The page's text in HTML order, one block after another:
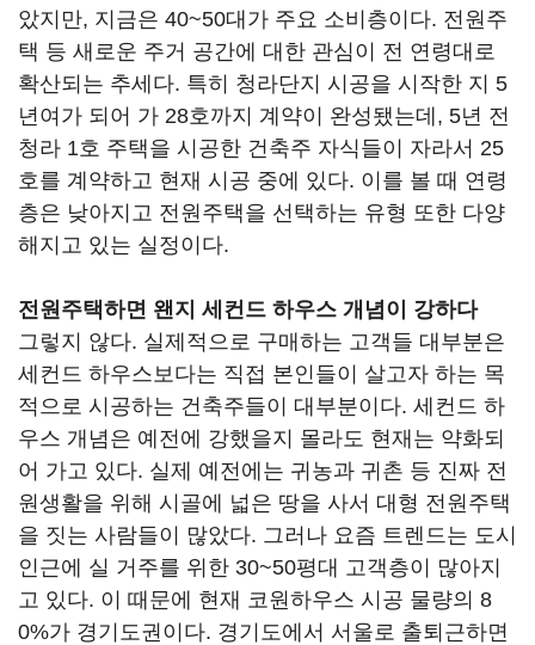
았지만, 지금은 40~50대가 주요 소비층이다. 전원주
택 등 새로운 주거 공간에 대한 관심이 전 연령대로
확산되는 추세다. 특히 청라단지 시공을 시작한 지 5
년여가 되어 가 28호까지 계약이 완성됐는데, 5년 전
청라 1호 주택을 시공한 건축주 자식들이 자라서 25
호를 계약하고 현재 시공 중에 있다. 이를 볼 때 연령
층은 낮아지고 전원주택을 선택하는 유형 또한 다양
해지고 있는 실정이다.
전원주택하면 왠지 세컨드 하우스 개념이 강하다
그렇지 않다. 실제적으로 구매하는 고객들 대부분은
세컨드 하우스보다는 직접 본인들이 살고자 하는 목
적으로 시공하는 건축주들이 대부분이다. 세컨드 하
우스 개념은 예전에 강했을지 몰라도 현재는 약화되
어 가고 있다. 실제 예전에는 귀농과 귀촌 등 진짜 전
원생활을 위해 시골에 넓은 땅을 사서 대형 전원주택
을 짓는 사람들이 많았다. 그러나 요즘 트렌드는 도시
인근에 실 거주를 위한 30~50평대 고객층이 많아지
고 있다. 이 때문에 현재 코원하우스 시공 물량의 8
0%가 경기도권이다. 경기도에서 서울로 출퇴근하면